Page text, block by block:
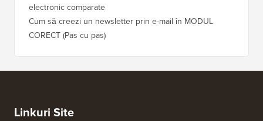
electronic comparate
Cum să creezi un newsletter prin e-mail în MODUL
CORECT (Pas cu pas)
Linkuri Site